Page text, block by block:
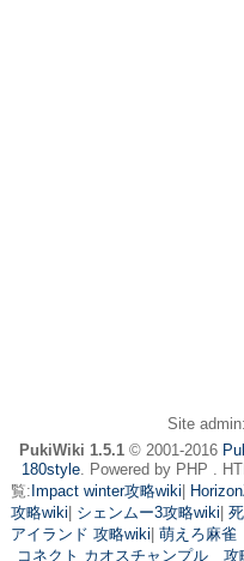
Site admin:
PukiWiki 1.5.1© 2001-2016
180style. Powered by PHP .
覧: Impact winter攻略wiki
攻略wiki シェンムー3攻略wiki
アイランド 攻略wiki 萌えろ麻
コネクト カオスチャンプル 攻